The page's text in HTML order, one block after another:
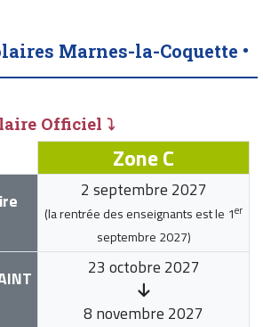
Marnes-la-Coquette •
Officiel ⤵
Zone C
2 septembre 2027
(la rentrée des enseignants est le 1er
septembre 2027)
23 octobre 2027
8 novembre 2027